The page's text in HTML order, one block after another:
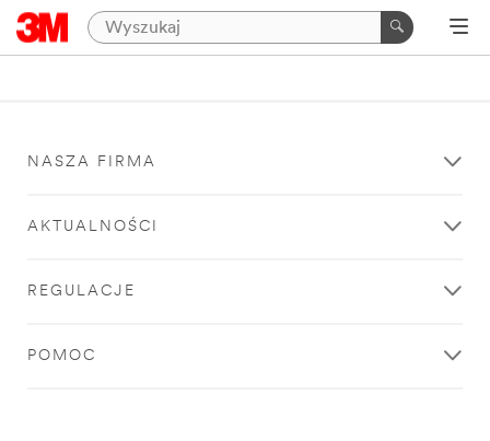
NASZA FIRMA
AKTUALNOŚCI
REGULACJE
POMOC